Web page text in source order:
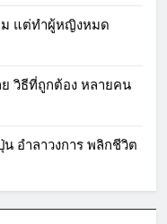
ม แต่ทำผู้หญิงหมด
ย วิธีที่ถูกต้อง หลายคน
อำลาวงการ พลิกชีวิต